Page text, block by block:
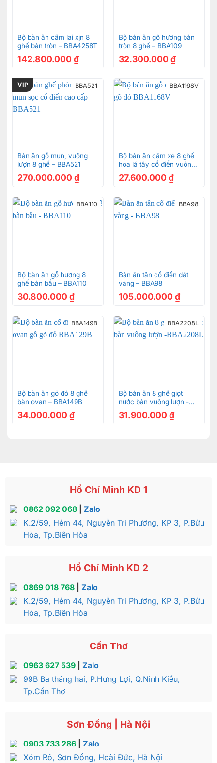
Bộ bàn ăn cẩm lai xịn 8
ghế bàn tròn – BBA4258T
142.800.000 ₫
Bộ bàn ăn gỗ hương bàn
tròn 8 ghế – BBA109
32.300.000 ₫
VIP BBA521
Bàn ăn gỗ mun, vuông
lượn 8 ghế – BBA521
270.000.000 ₫
BBA1168V
Bộ bàn ăn căm xe 8 ghế
hoa lá tây cổ điển vuông
– BBA1168V
27.600.000 ₫
BBA110
Bộ bàn ăn gỗ hương 8
ghế bàn bầu – BBA110
30.800.000 ₫
BBA98
Bàn ăn tân cổ điển dát
vàng – BBA98
105.000.000 ₫
BBA149B
Bộ bàn ăn gõ đỏ 8 ghế
bàn ovan – BBA149B
34.000.000 ₫
BBA2208L
Bộ bàn ăn 8 ghế giọt
nước bàn vuông lượn -
BBA2208L
31.900.000 ₫
Hồ Chí Minh KD 1
0862 092 068| Zalo
K.2/59, Hẻm 44, Nguyễn Tri Phương, KP 3, P.Bửu
Hòa, Tp.Biên Hòa
Hồ Chí Minh KD 2
0869 018 768| Zalo
K.2/59, Hẻm 44, Nguyễn Tri Phương, KP 3, P.Bửu
Hòa, Tp.Biên Hòa
Cần Thơ
0963 627 539| Zalo
99B Ba tháng hai, P.Hưng Lợi, Q.Ninh Kiều,
Tp.Cần Thơ
Sơn Đồng | Hà Nội
0903 733 286| Zalo
Xóm Rô, Sơn Đồng, Hoài Đức, Hà Nội